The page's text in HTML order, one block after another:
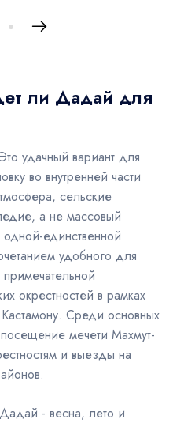
ли Дадай для
удачный вариант для
во внутренней части
сельские
а не массовый
единственной
удобного для
окрестностей в рамках
Среди основных
мечети Махмут-
и выезды на
- весна, лето и